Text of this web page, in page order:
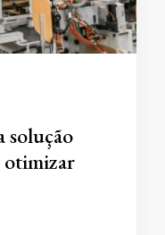
solução
otimizar